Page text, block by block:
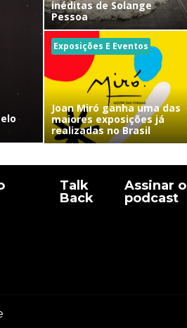
inéditas de Solange
Pessoa
Exposições E Eventos
Joan Miró ganha uma das
maiores exposições já
realizadas no Brasil
Talk
Back
Assinar o
podcast